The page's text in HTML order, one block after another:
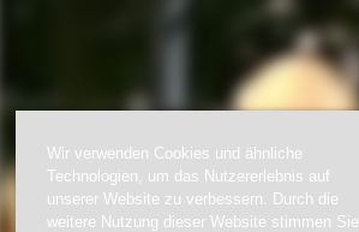
Wir verwenden Cookies und ähnliche
Technologien, um das Nutzererlebnis auf
unserer Website zu verbessern. Durch die
weitere Nutzung dieser Website stimmen Sie